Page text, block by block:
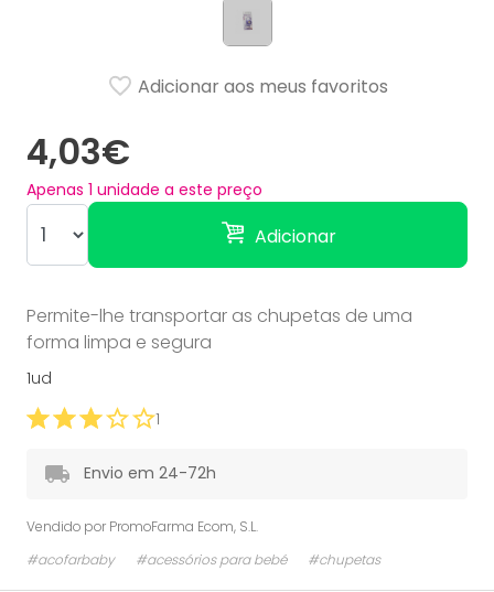
4,03€
Apenas 1 unidade a este preço
Adicionar
Adicionar aos meus favoritos
Permite-lhe transportar as chupetas de uma
forma limpa e segura
1ud
1
Envio em 24-72h
Vendido por PromoFarma Ecom, S.L.
#acofarbaby
#acessórios para bebé #chupetas